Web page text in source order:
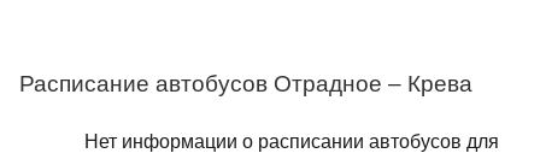
Расписание автобусов Отрадное – Крева
Нет информации о расписании автобусов для